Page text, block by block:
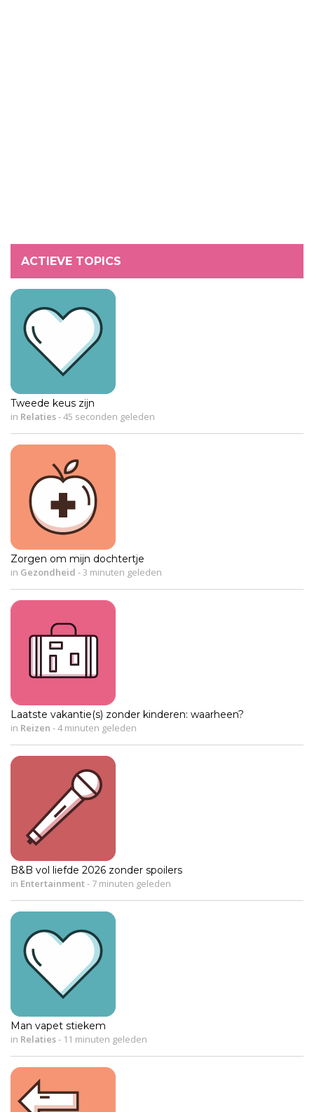
ACTIEVE TOPICS
Tweede keus zijn
in Relaties-45 seconden geleden
Zorgen om mijn dochtertje
in Gezondheid -3 minuten geleden
Laatste vakantie(s) zonder kinderen: waarheen?
in Reizen -4 minuten geleden
B&B vol liefde 2026 zonder spoilers
in Entertainment- 7 minuten geleden
Man vapet stiekem
in Relaties- 11 minuten geleden